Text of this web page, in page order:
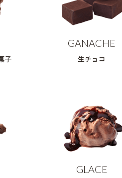
子
GANACHE
生チョコ
GLACE